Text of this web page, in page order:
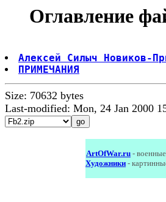
Оглавление
Алексей Силыч Новиков-
ПРИМЕЧАНИЯ
Size: 70632 bytes
Last-modified: Mon, 24 Jan 2000
ArtOfWar.ru -
Художники -